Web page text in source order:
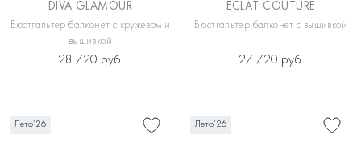
DIVA GLAMOUR
Бюстгальтер балконет с кружевом и
вышивкой
28 720 руб.
ECLAT COUTURE
Бюстгальтер балконет с вышивкой
27 720 руб.
Лето’26 Лето’26